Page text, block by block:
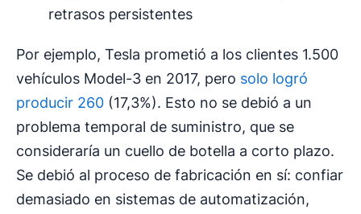
retrasos persistentes
Por ejemplo, Tesla prometió a los clientes 1.500
vehículos Model-3 en 2017, pero solo logró
producir 260 (17,3%). Esto no se debió a un
problema temporal de suministro, que se
consideraría un cuello de botella a corto plazo.
Se debió al proceso de fabricación en sí: confiar
demasiado en sistemas de automatización,